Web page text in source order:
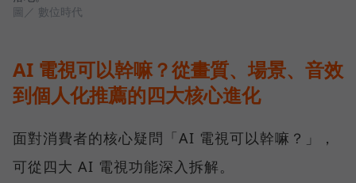
圖／ 數位時代
AI 電視可以幹嘛？從畫質、場景、音效
到個人化推薦的四大核心進化
面對消費者的核心疑問「AI 電視可以幹嘛？」，
可從四大 AI 電視功能深入拆解。